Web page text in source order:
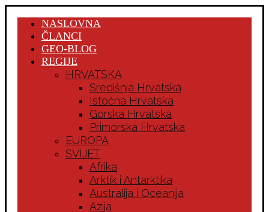
NASLOVNA
ČLANCI
GEO-BLOG
REGIJE
HRVATSKA
Središnja Hrvatska
Istočna Hrvatska
Gorska Hrvatska
Primorska Hrvatska
EUROPA
SVIJET
Afrika
Arktik i Antarktika
Australija i Oceanija
Azija